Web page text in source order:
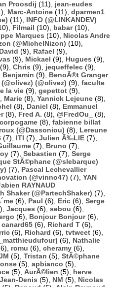
Proosdij (11), jean-eudes
Marc-Antoine (11), dparmen1
(11), INFO (@LINKANDEV)
Filmail (10), babar(10),
Marques (10), Nicolas Andre
(@MichelNizon) (10),
David (9), Rafael (9),
(9), Mickael (9), Hugues (9),
(9), Chris (9), jequeffelec (9),
Benjamin (9), BenoÃ®t Granger
(@olivez) (@olivez) (9), faculte
la vie (9), gepettot (9),
Marie (8), Yannick Lejeune (8),
(8), Daniel (8), Emmanuel
(8), Fred A. (8), @FredOu_
(8),
(8), fabienne billat
(@Dassoniou) (8), Lereune
(7), ITI (7), Julien Ã‰LIE (7),
(7), Bruno (7),
(7), Sebastien (7), Serge
StÃ©phane (@slebarque)
(7), Pascal Lechevallier
(@vinno47) (7), YAN
RAYNAUD
Shaker (@PartechShaker) (7),
(6), Paul (6), Eric (6), Serge
Jacques (6), sebou (6),
(6), Bonjour Bonjour(6),
canard65 (6), Richard T (6),
(6), Richard (6), tvtweet (6),
(6), Nathalie
romu (6), cheramy (6),
(5), Tristan (5), StÃ©phane
(5), apbianco (5),
(5), AurÃ©lien (5), herve
Jean-Denis (5), NM (5), Nicolas